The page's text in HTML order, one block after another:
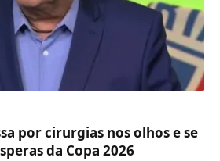
por cirurgias nos olhos e se
da Copa 2026